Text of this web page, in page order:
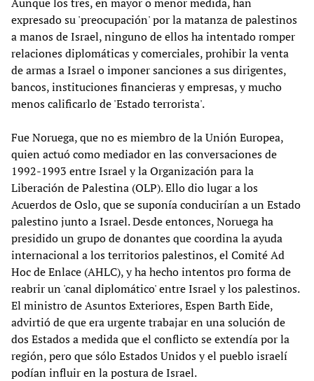
expresado su 'preocupación' por la matanza de palestinos
a manos de Israel, ninguno de ellos ha intentado romper
relaciones diplomáticas y comerciales, prohibir la venta
de armas a Israel o imponer sanciones a sus dirigentes,
bancos, instituciones financieras y empresas, y mucho
menos calificarlo de 'Estado terrorista'.
Fue Noruega, que no es miembro de la Unión Europea,
quien actuó como mediador en las conversaciones de
1992-1993 entre Israel y la Organización para la
Liberación de Palestina (OLP). Ello dio lugar a los
Acuerdos de Oslo, que se suponía conducirían a un Estado
palestino junto a Israel. Desde entonces, Noruega ha
presidido un grupo de donantes que coordina la ayuda
internacional a los territorios palestinos, el Comité Ad
Hoc de Enlace (AHLC), y ha hecho intentos pro forma de
reabrir un 'canal diplomático' entre Israel y los palestinos.
El ministro de Asuntos Exteriores, Espen Barth Eide,
advirtió de que era urgente trabajar en una solución de
dos Estados a medida que el conflicto se extendía por la
región, pero que sólo Estados Unidos y el pueblo israelí
podían influir en la postura de Israel.